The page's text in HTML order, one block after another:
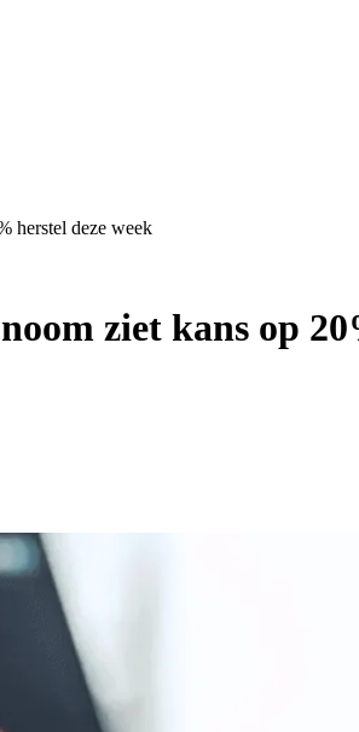
herstel deze week
ziet kans op